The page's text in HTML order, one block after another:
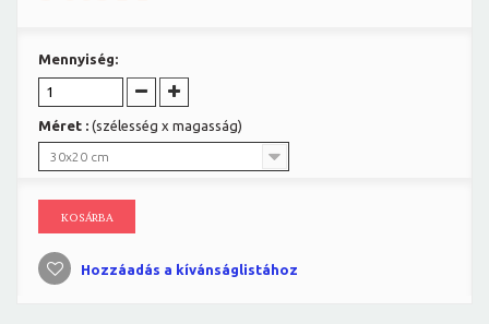
Mennyiség:
Méret : (szélesség x magasság)
30x20 cm
KOSÁRBA
Hozzáadás a kívánságlistához